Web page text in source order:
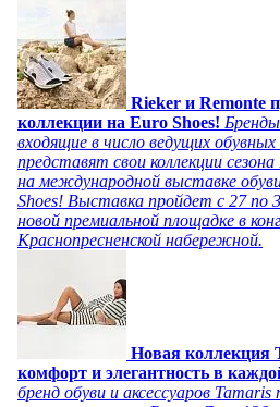
Rieker и Remonte
коллекции на Euro Shoes!
входящие в число ведущих
представят свои коллекции
на международной выставке
Shoes! Выставка пройдет c 27 по
новой премиальной площадке в
Краснопресненской набережной.
Новая коллекция
комфорт и элегантность в
бренд обуви и аксессуаров